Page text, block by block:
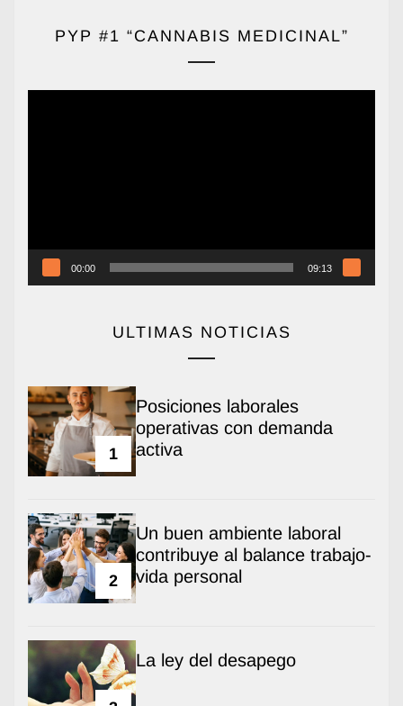
PYP #1 “CANNABIS MEDICINAL”
00:00 09:13
ULTIMAS NOTICIAS
1
Posiciones laborales
operativas con demanda
activa
2
Un buen ambiente laboral
contribuye al balance trabajo-
vida personal
La ley del desapego